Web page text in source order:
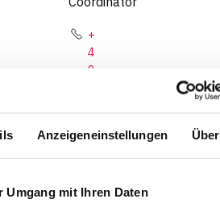
Anzeigeneinstellungen
mit Ihren Daten
+
4
9
1
3
8